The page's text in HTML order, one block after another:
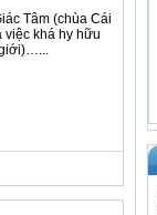
Tâm (chùa Cái
việc khá hy hữu